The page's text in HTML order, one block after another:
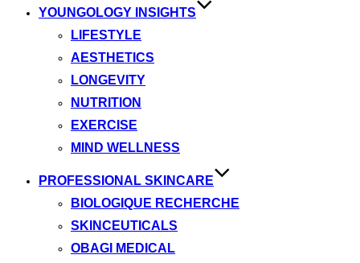
YOUNGOLOGY INSIGHTS
LIFESTYLE
AESTHETICS
LONGEVITY
NUTRITION
EXERCISE
MIND WELLNESS
PROFESSIONAL SKINCARE
BIOLOGIQUE RECHERCHE
SKINCEUTICALS
OBAGI MEDICAL